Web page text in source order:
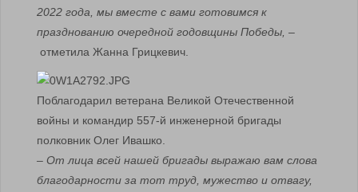
2022 года, мы вместе с вами готовимся к
празднованию очередной годовщины Победы, –
отметила Жанна Грицкевич.
Поблагодарил ветерана Великой Отечественной
войны и командир 557-й инженерной бригады
полковник Олег Ивашко.
– От лица всей нашей бригады выражаю вам слова
благодарности за тот труд, мужество и отвагу,